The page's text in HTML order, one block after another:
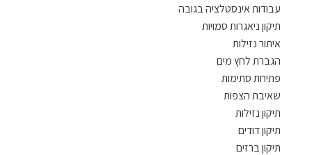
עבודות אינסטלציה בגובה
תיקון ניאגרות סמויות
איתור נזילות
הגברת לחץ מים
פתיחת סתימות
שאיבת הצפות
תיקון נזילות
תיקון דודים
תיקון ברזים